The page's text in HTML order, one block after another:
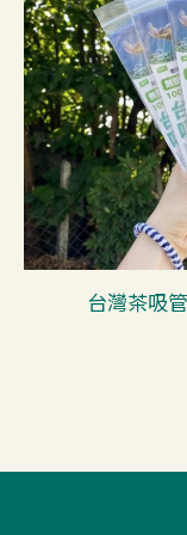
台灣茶吸